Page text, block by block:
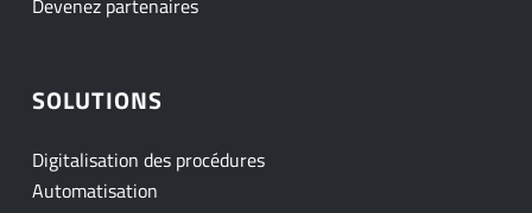
Devenez partenaires
SOLUTIONS
Digitalisation des procédures
Automatisation